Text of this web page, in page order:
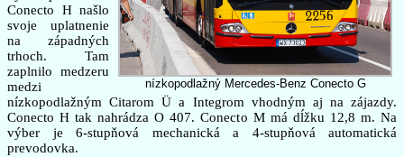
nízkopodlažný Mercedes-Benz Conecto G
Conecto H našlo
svoje uplatnenie
na západných
trhoch. Tam
zaplnilo medzeru
medzi
nízkopodlažným Citarom Ü a Integrom vhodným aj na zájazdy.
Conecto H tak nahrádza O 407. Conecto M má dĺžku 12,8 m. Na
výber je 6-stupňová mechanická a 4-stupňová automatická
prevodovka.